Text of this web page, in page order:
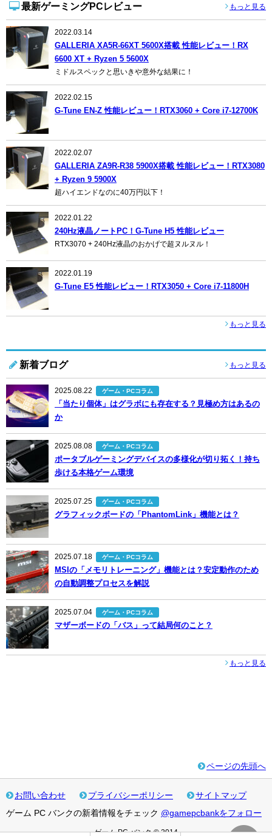
最新ゲーミングPCレビュー もっと見る
2022.03.14
GALLERIA XA5R-66XT 5600X搭載 性能レビュー！RX
6600 XT + Ryzen 5 5600X
ミドルスペックと思いきや意外な結果に！
2022.02.15
G-Tune EN-Z 性能レビュー！RTX3060 + Core i7-12700K
2022.02.07
GALLERIA ZA9R-R38 5900X搭載 性能レビュー！RTX3080
+ Ryzen 9 5900X
超ハイエンドなのに40万円以下！
2022.01.22
240Hz液晶ノートPC！G-Tune H5 性能レビュー
RTX3070 + 240Hz液晶のおかげで超ヌルヌル！
2022.01.19
G-Tune E5 性能レビュー！RTX3050 + Core i7-11800H
もっと見る
新着ブログ もっと見る
2025.08.22 ゲーム・PCコラム
「当たり個体」はグラボにも存在する？見極め方はあるの
か
2025.08.08 ゲーム・PCコラム
ポータブルゲーミングデバイスの多様化が切り拓く！持ち
歩ける本格ゲーム環境
2025.07.25 ゲーム・PCコラム
グラフィックボードの「PhantomLink」機能とは？
2025.07.18 ゲーム・PCコラム
MSIの「メモリトレーニング」機能とは？安定動作のため
の自動調整プロセスを解説
2025.07.04 ゲーム・PCコラム
マザーボードの「バス」って結局何のこと？
もっと見る
ページの先頭へ
お問い合わせ プライバシーポリシー
サイトマップ
ゲーム PC バンクの新着情報をチェック @gamepcbankをフォロー
ゲーム PC バンク © 2014